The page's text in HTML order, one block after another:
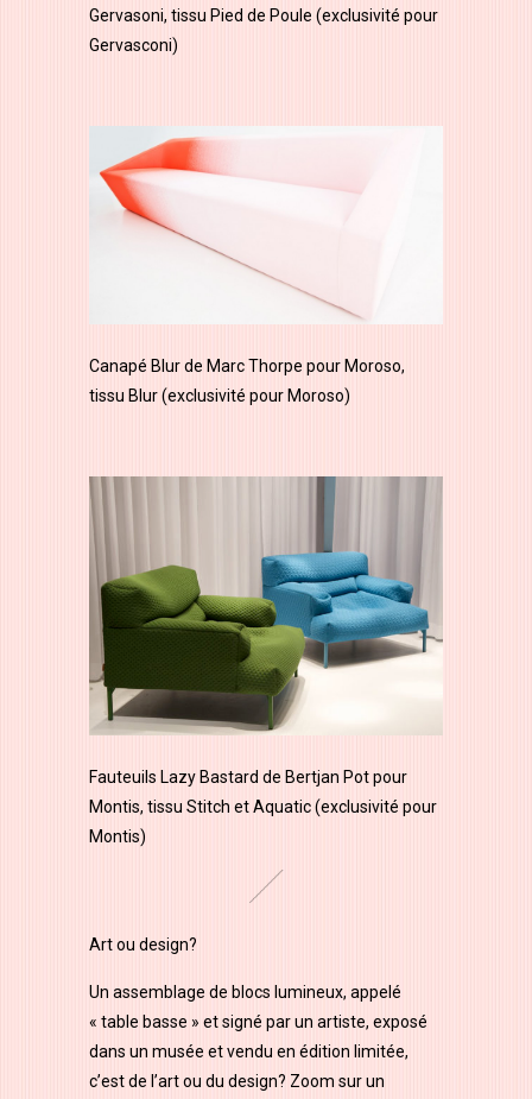
Gervasoni, tissu Pied de Poule (exclusivité pour
Gervasconi)
Canapé Blur de Marc Thorpe pour Moroso,
tissu Blur (exclusivité pour Moroso)
Fauteuils Lazy Bastard de Bertjan Pot pour
Montis, tissu Stitch et Aquatic (exclusivité pour
Montis)
Art ou design?
Un assemblage de blocs lumineux, appelé
« table basse » et signé par un artiste, exposé
dans un musée et vendu en édition limitée,
c’est de l’art ou du design? Zoom sur un